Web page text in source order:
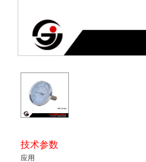
技术参数
应用